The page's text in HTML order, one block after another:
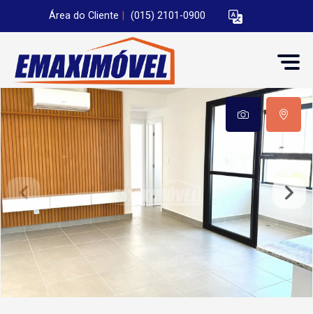
Área do Cliente (015) 2101-0900